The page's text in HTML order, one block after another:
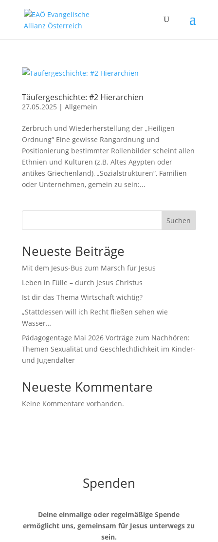
Täufergeschichte: #2 Hierarchien
27.05.2025 | Allgemein
Zerbruch und Wiederherstellung der „Heiligen
Ordnung“ Eine gewisse Rangordnung und
Positionierung bestimmter Rollenbilder scheint allen
Ethnien und Kulturen (z.B. Altes Ägypten oder
antikes Griechenland), „Sozialstrukturen“, Familien
oder Unternehmen, gemein zu sein:...
Suchen
Neueste Beiträge
Mit dem Jesus-Bus zum Marsch für Jesus
Leben in Fülle – durch Jesus Christus
Ist dir das Thema Wirtschaft wichtig?
„Stattdessen will ich Recht fließen sehen wie
Wasser…
Pädagogentage Mai 2026 Vorträge zum Nachhören:
Themen Sexualität und Geschlechtlichkeit im Kinder-
und Jugendalter
Neueste Kommentare
Keine Kommentare vorhanden.
Spenden
Deine einmalige oder regelmäßige Spende
ermöglicht uns, gemeinsam für Jesus unterwegs zu
sein.